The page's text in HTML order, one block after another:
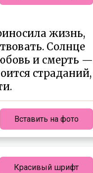
жизнь,
Солнце
и смерть —
страданий,
Вставить на фото
Красивый шрифт